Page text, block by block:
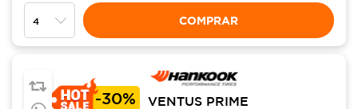
COMPRAR
-30%
VENTUS PRIME